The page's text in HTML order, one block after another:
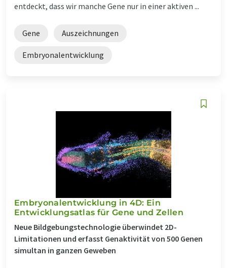
entdeckt, dass wir manche Gene nur in einer aktiven ...
Gene Auszeichnungen
Embryonalentwicklung
Embryonalentwicklung in 4D: Ein
Entwicklungsatlas für Gene und Zellen
Neue Bildgebungstechnologie überwindet 2D-
Limitationen und erfasst Genaktivität von 500 Genen
simultan in ganzen Geweben